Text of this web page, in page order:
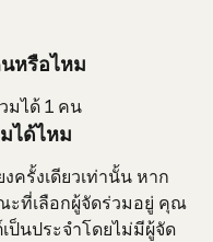
หรือไหม
มได้ 1 คน
ได้ไหม
ครั้งเดียวเท่านั้น หาก
ะที่เลือกผู้จัดร่วมอยู่ คุณ
ป็นประจำโดยไม่มีผู้จัด